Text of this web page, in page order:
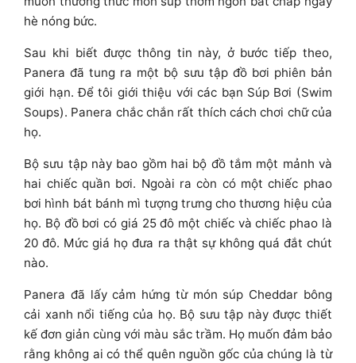
hè nóng bức.
Sau khi biết được thông tin này, ở bước tiếp theo,
Panera đã tung ra một bộ sưu tập đồ bơi phiên bản
giới hạn. Để tôi giới thiệu với các bạn Súp Bơi (Swim
Soups). Panera chắc chắn rất thích cách chơi chữ của
họ.
Bộ sưu tập này bao gồm hai bộ đồ tắm một mảnh và
hai chiếc quần bơi. Ngoài ra còn có một chiếc phao
bơi hình bát bánh mì tượng trưng cho thương hiệu của
họ. Bộ đồ bơi có giá 25 đô một chiếc và chiếc phao là
20 đô. Mức giá họ đưa ra thật sự không quá đắt chút
nào.
Panera đã lấy cảm hứng từ món súp Cheddar bông
cải xanh nổi tiếng của họ. Bộ sưu tập này được thiết
kế đơn giản cùng với màu sắc trầm. Họ muốn đảm bảo
rằng không ai có thể quên nguồn gốc của chúng là từ